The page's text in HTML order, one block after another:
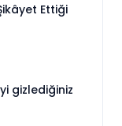
Ettiği
gizlediğiniz